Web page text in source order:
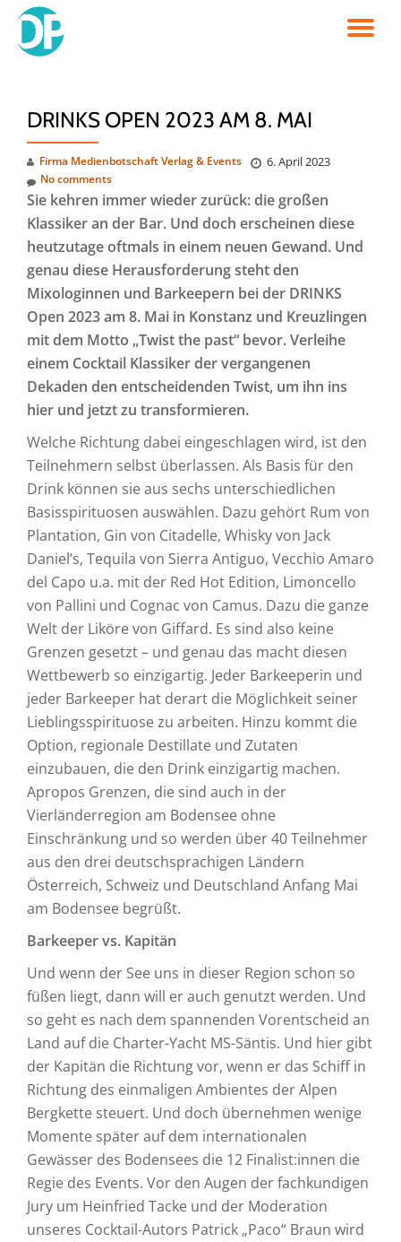
Skip
DRINKS OPEN 2023 AM 8. MAI
Firma Medienbotschaft Verlag & Events 6. April 2023
No comments
Sie kehren immer wieder zurück: die großen
Klassiker an der Bar. Und doch erscheinen diese
heutzutage oftmals in einem neuen Gewand. Und
genau diese Herausforderung steht den
Mixologinnen und Barkeepern bei der DRINKS
Open 2023 am 8. Mai in Konstanz und Kreuzlingen
mit dem Motto „Twist the past“ bevor. Verleihe
einem Cocktail Klassiker der vergangenen
Dekaden den entscheidenden Twist, um ihn ins
hier und jetzt zu transformieren.
Welche Richtung dabei eingeschlagen wird, ist den
Teilnehmern selbst überlassen. Als Basis für den
Drink können sie aus sechs unterschiedlichen
Basisspirituosen auswählen. Dazu gehört Rum von
Plantation, Gin von Citadelle, Whisky von Jack
Daniel’s, Tequila von Sierra Antiguo, Vecchio Amaro
del Capo u.a. mit der Red Hot Edition, Limoncello
von Pallini und Cognac von Camus. Dazu die ganze
Welt der Liköre von Giffard. Es sind also keine
Grenzen gesetzt – und genau das macht diesen
Wettbewerb so einzigartig. Jeder Barkeeperin und
jeder Barkeeper hat derart die Möglichkeit seiner
Lieblingsspirituose zu arbeiten. Hinzu kommt die
Option, regionale Destillate und Zutaten
einzubauen, die den Drink einzigartig machen.
Apropos Grenzen, die sind auch in der
Vierländerregion am Bodensee ohne
Einschränkung und so werden über 40 Teilnehmer
aus den drei deutschsprachigen Ländern
Österreich, Schweiz und Deutschland Anfang Mai
am Bodensee begrüßt.
Barkeeper vs. Kapitän
Und wenn der See uns in dieser Region schon so
füßen liegt, dann will er auch genutzt werden. Und
so geht es nach dem spannenden Vorentscheid an
Land auf die Charter-Yacht MS-Säntis. Und hier gibt
der Kapitän die Richtung vor, wenn er das Schiff in
Richtung des einmaligen Ambientes der Alpen
Bergkette steuert. Und doch übernehmen wenige
Momente später auf dem internationalen
Gewässer des Bodensees die 12 Finalist:innen die
Regie des Events. Vor den Augen der fachkundigen
Jury um Heinfried Tacke und der Moderation
unseres Cocktail-Autors Patrick „Paco“ Braun wird